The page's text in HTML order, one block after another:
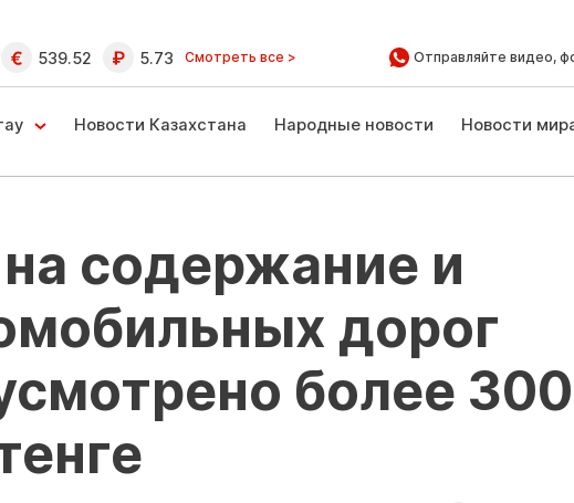
539.52 5.73 Смотреть все > Отправляйте видео,
Новости Казахстана Народные новости Новости
содержание и
дорог
более 300